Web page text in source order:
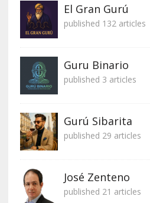
El Gran Gurú
published 132 articles
Guru Binario
published 3 articles
Gurú Sibarita
published 29 articles
José Zenteno
published 21 articles